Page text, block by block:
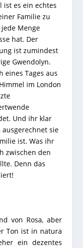
ist es ein echtes
Familie zu
Menge
hat. Der
ist zumindest
Gwendolyn.
eines Tages aus
im London
Und ihr klar
ausgerechnet sie
ist. Was ihr
zwischen den
Denn das
von Rosa, aber
Ton ist in natura
ein dezentes